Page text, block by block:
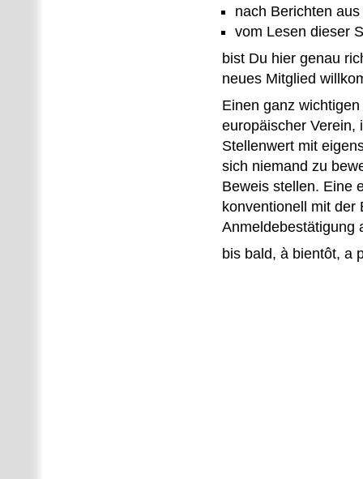
nach Berichten
vom Lesen dieser
bist Du hier genau
neues Mitglied
Einen ganz
europäischer Verein,
Stellenwert mit
sich niemand zu
Beweis stellen. Eine
konventionell mit der
Anmeldebestätigung
bis bald, à bientôt, a